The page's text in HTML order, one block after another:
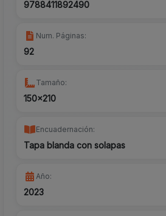
9788411892490
Num. Páginas:
92
Tamaño:
150x210
Encuadernación:
Tapa blanda con solapas
Año:
2023